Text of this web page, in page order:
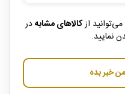
ازکالاهای مشابهدر
نمایید.
خبر بده